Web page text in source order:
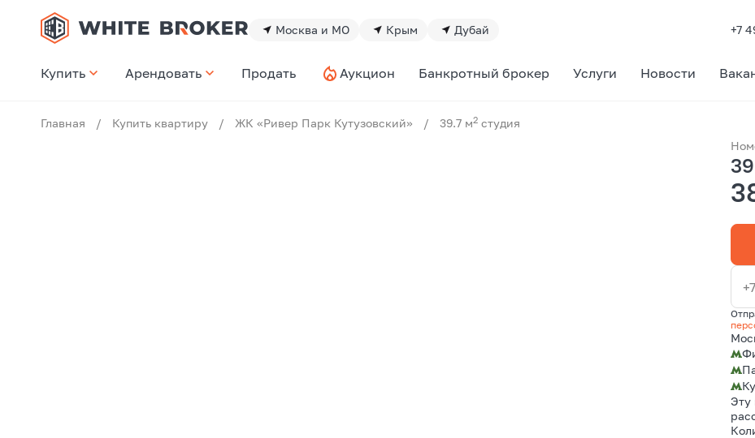
Москва и МО Крым Дубай +7
Купить Арендовать Продать Аукцион Банкротный брокер Услуги Новости
Главная / Купить квартиру / ЖК «Ривер Парк Кутузовский» / 39.7 м2 студия
Эту